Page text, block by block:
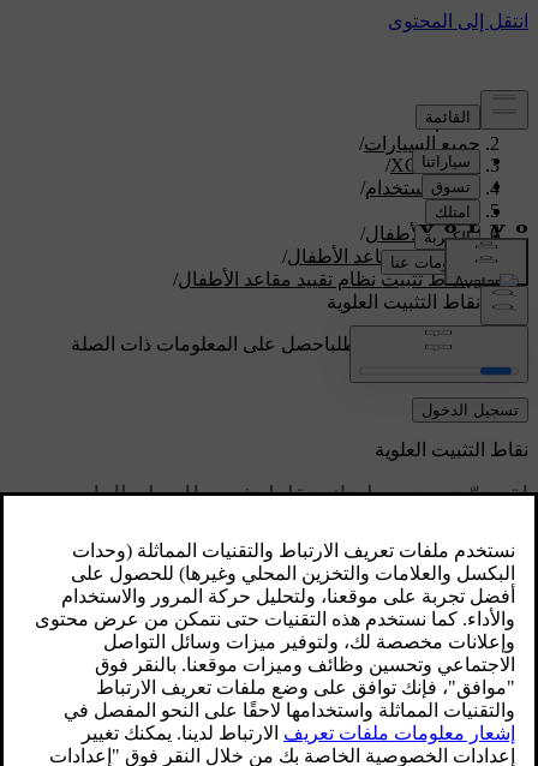
الدعم/
جميع السيارات/
XC60 2026
/
دليل الاستخدام/
الأمان
سلامة الأطفال/
نُظم تقييد مقاعد الأطفال/
نقاط تثبيت ‏نظام تقييد مقاعد الأطفال/
نقاط التثبيت العلوية
دعم مخصص حسب الطلباحصل على المعلومات ذات الصلة
بسيارتك الخاصة.
تسجيل الدخول
محدّث ٣٠‏/٠٣‏/٢٠٢٦
نقاط التثبيت العلوية
لقد تمّ تجهيز سيارتك بنقاط تثبيت للحزام العلوي
على أيّ مقعد خلفي.
يمكن استخدام نقاط تثبيت الحزام العلوي بالتزامن مع وسائل تثبيت
أخرى من أجل تأمين أنواع مختلفة من نُظم تقييد مقاعد الأطفال.